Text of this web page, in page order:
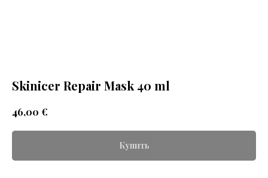
Skinicer Repair Mask 40 ml
46,00 €
Купить